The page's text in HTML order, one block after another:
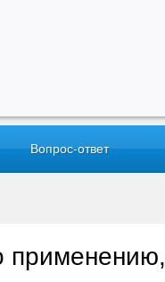
Вопрос-ответ
применению,